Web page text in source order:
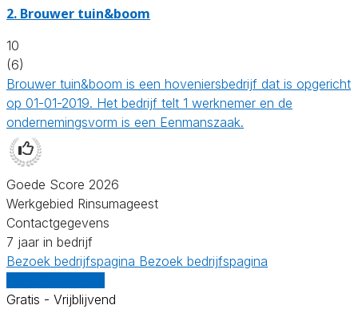
2. Brouwer tuin&boom
10
(6)
Brouwer tuin&boom is een hoveniersbedrijf dat is opgericht
op 01-01-2019. Het bedrijf telt 1 werknemer en de
ondernemingsvorm is een Eenmanszaak.
Goede Score 2026
Werkgebied Rinsumageest
Contactgegevens
7 jaar in bedrijf
Bezoek bedrijfspagina Bezoek bedrijfspagina
Gratis - Vrijblijvend